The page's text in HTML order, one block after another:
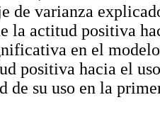
de varianza
la actitud positiva
en el
positiva hacia el
de su uso en la